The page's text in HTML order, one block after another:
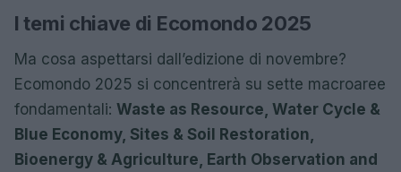
I temi chiave di Ecomondo 2025
Ma cosa aspettarsi dall’edizione di novembre?
Ecomondo 2025 si concentrerà su sette macroaree
fondamentali: Waste as Resource, Water Cycle &
Blue Economy, Sites & Soil Restoration,
Bioenergy & Agriculture, Earth Observation and